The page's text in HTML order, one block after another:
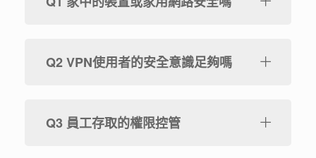
Q2 VPN使用者的安全意識足夠嗎
Q3 員工存取的權限控管